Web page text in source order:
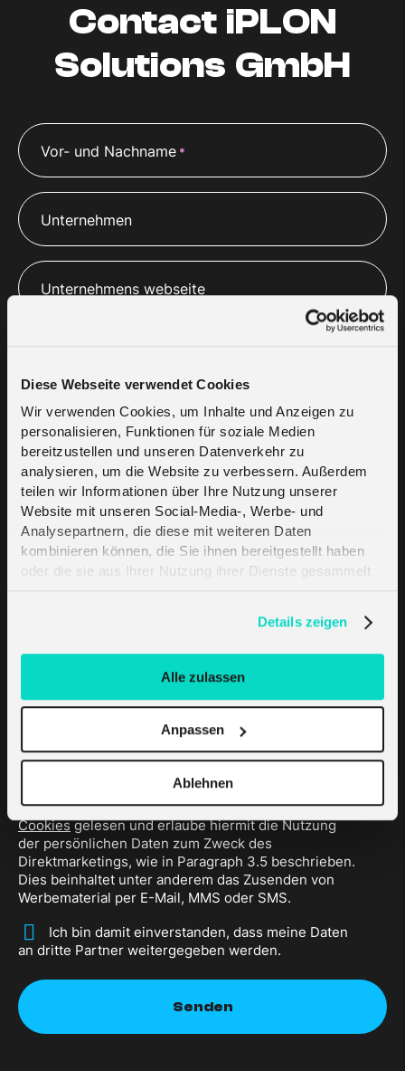
Diese Webseite verwendet Cookies
Wir verwenden Cookies, um Inhalte und Anzeigen zu
personalisieren, Funktionen für soziale Medien
bereitzustellen und unseren Datenverkehr zu
analysieren, um die Website zu verbessern. Außerdem
teilen wir Informationen über Ihre Nutzung unserer
Website mit unseren Social-Media-, Werbe- und
Analysepartnern, die diese mit weiteren Daten
kombinieren können, die Sie ihnen bereitgestellt haben
oder die sie aus Ihrer Nutzung ihrer Dienste gesammelt
Details zeigen
Alle zulassen
Anpassen
Ablehnen
Contact iPLON
Solutions GmbH
Vor- und Nachname *
Unternehmen
Unternehmens webseite
Telefon *
Bitte beschreiben Sie ihre Anforderung und die
benötigte Leistung des Partners *
Ich habe die Richtlinie zum Schutz der
Privatsphäre und der Nutzung von Cookiesgelesen
Daten zum Zweck des Direktmarketings, wie in
Paragraph 3.5 beschrieben. Dies beinhaltet unter
Mail, MMS oder SMS.Ich habe die Richtlinie zum
Schutz derPrivatsphäre und der Nutzung von
Cookiesgelesen und erlaube hiermit die Nutzung
der persönlichen Daten zum Zweck des
Direktmarketings, wie in Paragraph 3.5 beschrieben.
Dies beinhaltet unter anderem das Zusenden von
Werbematerial per E-Mail, MMS oder SMS.
*
Ich bin damit einverstanden, dass meine Daten
an dritte Partner weitergegeben werden.